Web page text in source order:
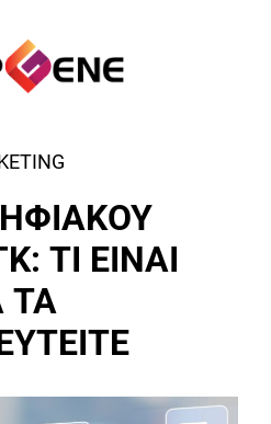
ΤΙ ΕΙΝΑΙ
ΤΑ